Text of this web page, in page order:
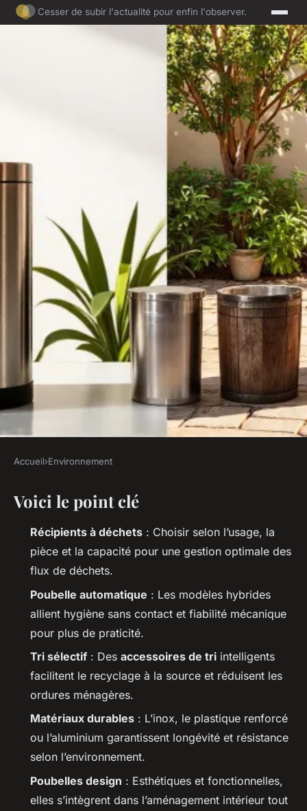
Cesser de subir l'actualité pour enfin l'observer.
Top 5 poubelles efficaces pour
chaque usage quotidien
Joséphine •05/06/2026 17:44• 9 min de lecture
Accueil›Environnement
Voici le point clé
Récipients à déchets : Choisir selon l’usage, la
pièce et la capacité pour une gestion optimale des
flux de déchets.
Poubelle automatique : Les modèles hybrides
allient hygiène sans contact et fiabilité mécanique
pour plus de praticité.
Tri sélectif : Des accessoires de tri intelligents
facilitent le recyclage à la source et réduisent les
ordures ménagères.
Matériaux durables : L’inox, le plastique renforcé
ou l’aluminium garantissent longévité et résistance
selon l’environnement.
Poubelles design : Esthétiques et fonctionnelles,
elles s’intègrent dans l’aménagement intérieur tout